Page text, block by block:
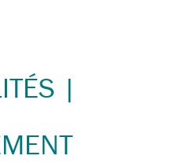
|